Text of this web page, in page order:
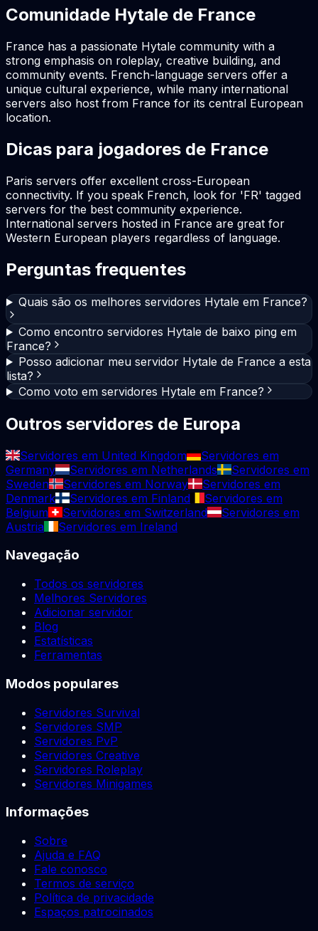
Comunidade Hytale de France
France has a passionate Hytale community with a
strong emphasis on roleplay, creative building, and
community events. French-language servers offer a
unique cultural experience, while many international
servers also host from France for its central European
location.
Dicas para jogadores de France
Paris servers offer excellent cross-European
connectivity. If you speak French, look for 'FR' tagged
servers for the best community experience.
International servers hosted in France are great for
Western European players regardless of language.
Perguntas frequentes
Quais são os melhores servidores Hytale em France?
Como encontro servidores Hytale de baixo ping em
France?
Posso adicionar meu servidor Hytale de France a esta
lista?
Como voto em servidores Hytale em France?
Outros servidores de Europa
Servidores em United Kingdom
Servidores em
Germany
Servidores em Netherlands
Servidores em
Sweden
Servidores em Norway
Servidores em
Denmark
Servidores em Finland
Servidores em
Belgium
Servidores em Switzerland
Servidores em
Austria
Servidores em Ireland
Navegação
Todos os servidores
Melhores Servidores
Adicionar servidor
Blog
Estatísticas
Ferramentas
Modos populares
Servidores Survival
Servidores SMP
Servidores PvP
Servidores Creative
Servidores Roleplay
Servidores Minigames
Informações
Sobre
Ajuda e FAQ
Fale conosco
Termos de serviço
Política de privacidade
Espaços patrocinados